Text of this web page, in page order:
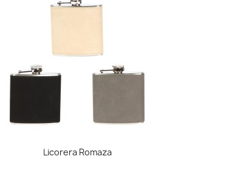
Vista rápida
Licorera Romaza